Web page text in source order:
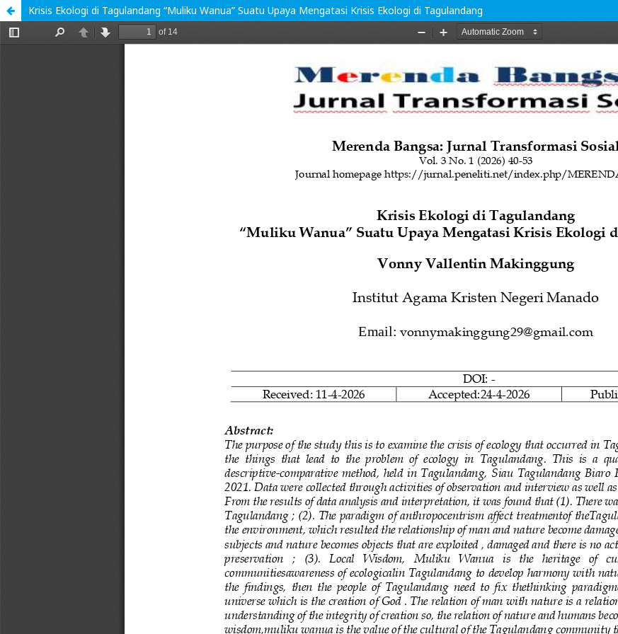
Krisis Ekologi di Tagulandang “Muliku Wanua” Suatu Upaya Mengatasi Krisis Ekologi di Tagulandang